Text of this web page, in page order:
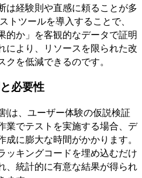
は経験則や直感に頼ることが多
トツールを導入することで、
的か」を客観的なデータで証明
により、リソースを限られた改
を低減できるのです。
必要性
は、ユーザー体験の仮説検証
業でテストを実施する場合、デ
に膨大な時間がかかります。
ッキングコードを埋め込むだけ
、統計的に有意な結果が得られ